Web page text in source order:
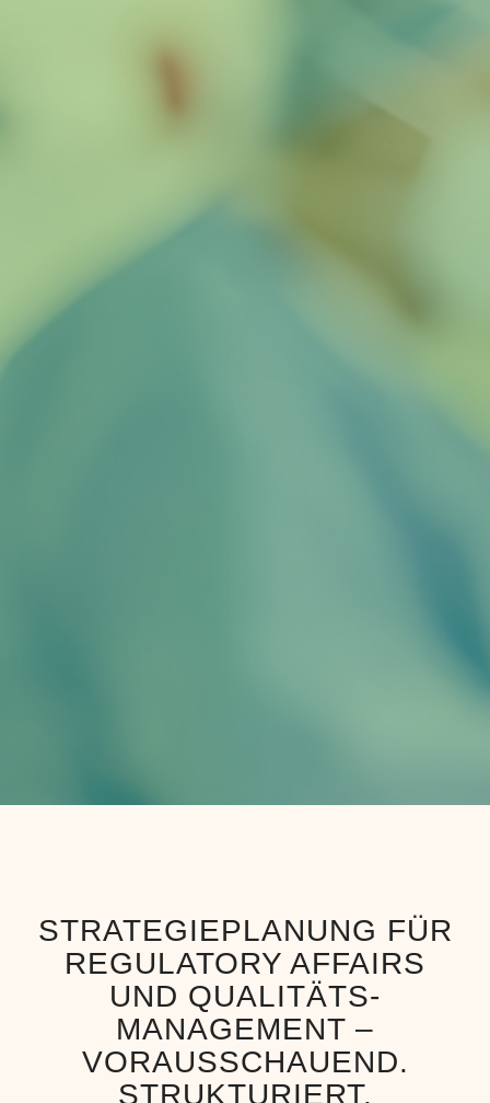
STRATEGIEPLANUNG FÜR
REGULATORY AFFAIRS
UND QUALITÄTS-
MANAGEMENT –
VORAUSSCHAUEND.
STRUKTURIERT.